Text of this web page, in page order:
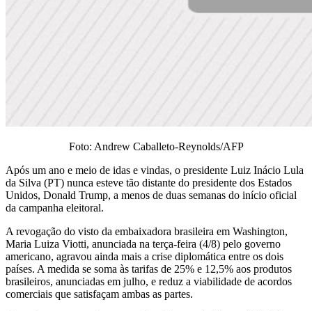
Foto: Andrew Caballeto-Reynolds/AFP
Após um ano e meio de idas e vindas, o presidente Luiz Inácio Lula
da Silva (PT) nunca esteve tão distante do presidente dos Estados
Unidos, Donald Trump, a menos de duas semanas do início oficial
da campanha eleitoral.
A revogação do visto da embaixadora brasileira em Washington,
Maria Luiza Viotti, anunciada na terça-feira (4/8) pelo governo
americano, agravou ainda mais a crise diplomática entre os dois
países. A medida se soma às tarifas de 25% e 12,5% aos produtos
brasileiros, anunciadas em julho, e reduz a viabilidade de acordos
comerciais que satisfaçam ambas as partes.